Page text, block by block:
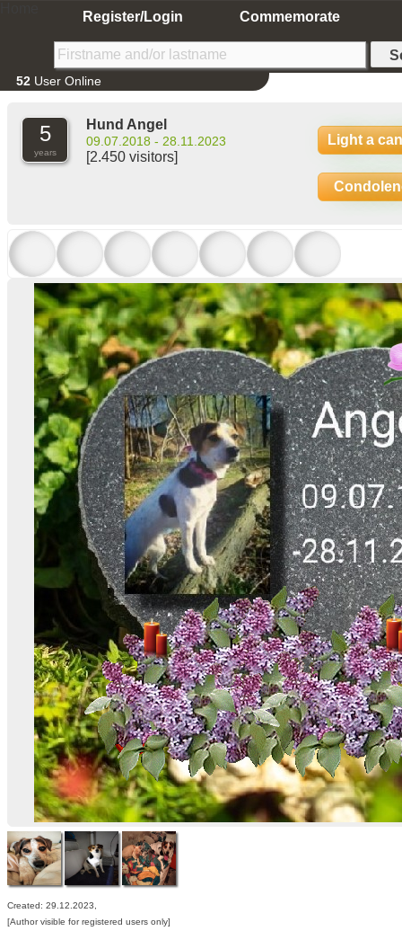
Register/Login Commemorate
52 User Online
5
years
Hund Angel
09.07.2018 - 28.11.2023
[2.450 visitors]
Light a
Created: 29.12.2023,
[Author visible for registered users only]